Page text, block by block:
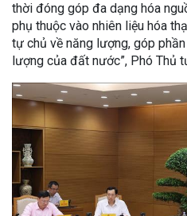
thời đóng góp đa dạng hóa
phụ thuộc vào nhiên liệu hóa
tự chủ về năng lượng, góp
lượng của đất nước”, Phó Thủ